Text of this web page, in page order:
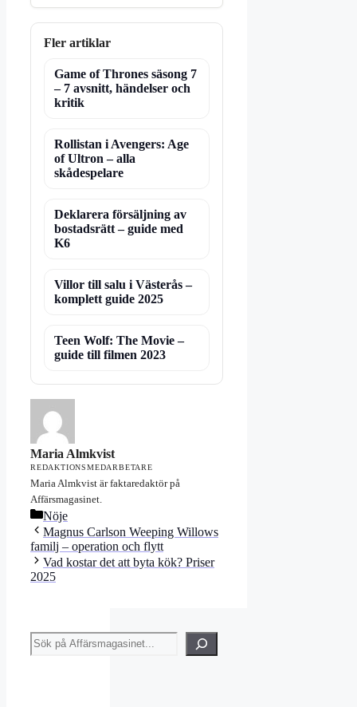
Fler artiklar
Game of Thrones säsong 7
– 7 avsnitt, händelser och
kritik
Rollistan i Avengers: Age
of Ultron – alla
skådespelare
Deklarera försäljning av
bostadsrätt – guide med
K6
Villor till salu i Västerås –
komplett guide 2025
Teen Wolf: The Movie –
guide till filmen 2023
Maria Almkvist
REDAKTIONSMEDARBETARE
Maria Almkvist är faktaredaktör på
Affärsmagasinet.
Kategorier
Nöje
Magnus Carlson Weeping Willows
familj – operation och flytt
Vad kostar det att byta kök? Priser
2025
Sök